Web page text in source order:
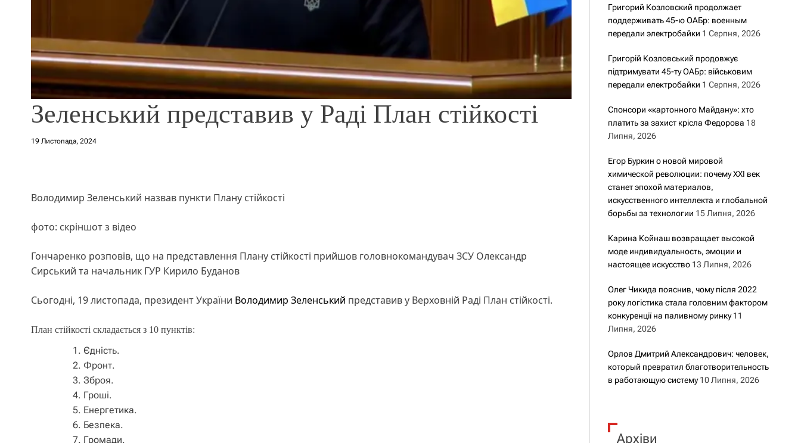
Зеленський представив у Раді План стійкості
19 Листопада, 2024
Володимир Зеленський назвав пункти Плану стійкості
фото: скріншот з відео
Гончаренко розповів, що на представлення Плану стійкості прийшов головнокомандувач ЗСУ Олександр
Сирський та начальник ГУР Кирило Буданов
Сьогодні, 19 листопада, президент України Володимир Зеленський представив у Верховній Раді План стійкості.
План стійкості складається з 10 пунктів:
Єдність.
Фронт.
Зброя.
Гроші.
Енергетика.
Безпека.
Громади.
Григорий Козловский продолжает
поддерживать 45-ю ОАБр: военным
передали электробайки 1 Серпня, 2026
Григорій Козловський продовжує
підтримувати 45-ту ОАБр: військовим
передали електробайки 1 Серпня, 2026
Спонсори «картонного Майдану»: хто
платить за захист крісла Федорова 18
Липня, 2026
Егор Буркин о новой мировой
химической революции: почему XXI век
станет эпохой материалов,
искусственного интеллекта и глобальной
борьбы за технологии 15 Липня, 2026
Карина Койнаш возвращает высокой
моде индивидуальность, эмоции и
настоящее искусство 13 Липня, 2026
Олег Чикида пояснив, чому після 2022
року логістика стала головним фактором
конкуренції на паливному ринку 11
Липня, 2026
Орлов Дмитрий Александрович: человек,
который превратил благотворительность
в работающую систему 10 Липня, 2026
Архіви